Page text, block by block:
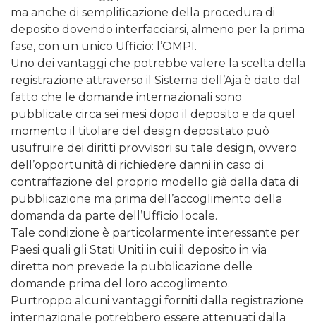
ma anche di semplificazione della procedura di
deposito dovendo interfacciarsi, almeno per la prima
fase, con un unico Ufficio: l’OMPI.
Uno dei vantaggi che potrebbe valere la scelta della
registrazione attraverso il Sistema dell’Aja è dato dal
fatto che le domande internazionali sono
pubblicate circa sei mesi dopo il deposito e da quel
momento il titolare del design depositato può
usufruire dei diritti provvisori su tale design, ovvero
dell’opportunità di richiedere danni in caso di
contraffazione del proprio modello già dalla data di
pubblicazione ma prima dell’accoglimento della
domanda da parte dell’Ufficio locale.
Tale condizione è particolarmente interessante per
Paesi quali gli Stati Uniti in cui il deposito in via
diretta non prevede la pubblicazione delle
domande prima del loro accoglimento.
Purtroppo alcuni vantaggi forniti dalla registrazione
internazionale potrebbero essere attenuati dalla